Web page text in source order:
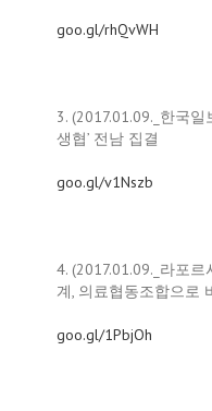
goo.gl/rhQvWH
3. (2017.01.09._한국
생협’ 전남 집결
goo.gl/v1Nszb
4. (2017.01.09._라포
계, 의료협동조합으로
goo.gl/1PbjOh